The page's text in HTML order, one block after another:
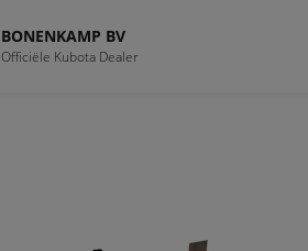
BONENKAMP BV
Officiële Kubota Dealer